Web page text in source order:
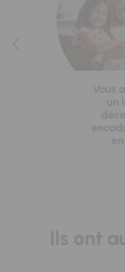
Vous
un
Ils ont